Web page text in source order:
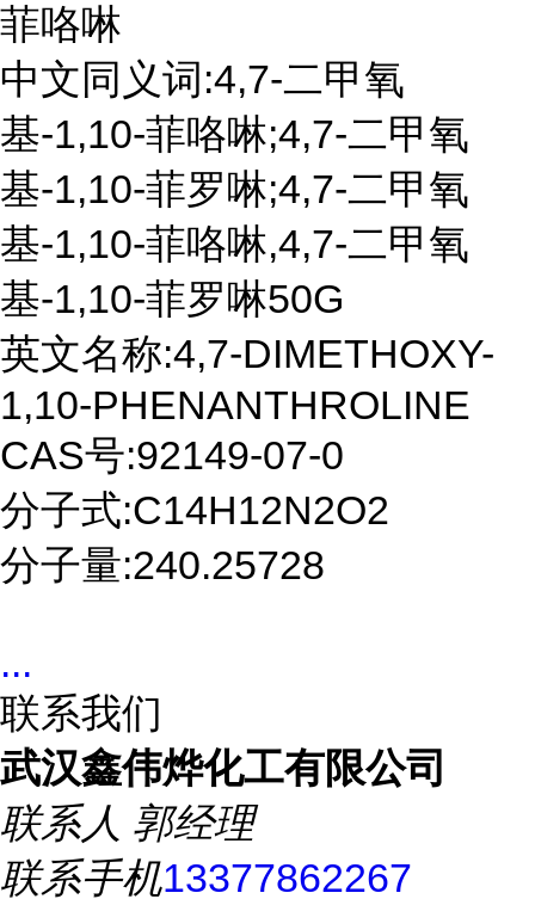
菲咯啉
中文同义词:4,7-二甲氧
基-1,10-菲咯啉;4,7-二甲氧
基-1,10-菲罗啉;4,7-二甲氧
基-1,10-菲咯啉,4,7-二甲氧
基-1,10-菲罗啉50G
英文名称:4,7-DIMETHOXY-
1,10-PHENANTHROLINE
CAS号:92149-07-0
分子式:C14H12N2O2
分子量:240.25728
...
联系我们
武汉鑫伟烨化工有限公司
联系人 郭经理
联系手机13377862267